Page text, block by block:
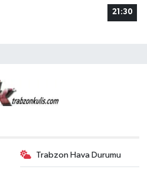
21:30
Trabzon Hava Durumu